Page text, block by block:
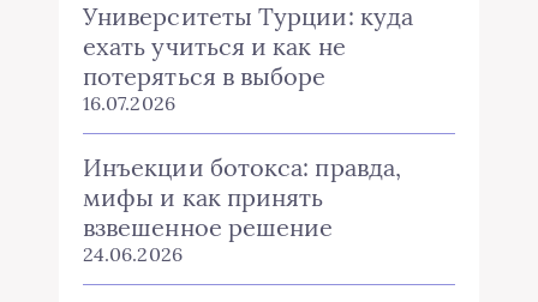
Университеты Турции: куда
ехать учиться и как не
потеряться в выборе
16.07.2026
Инъекции ботокса: правда,
мифы и как принять
взвешенное решение
24.06.2026